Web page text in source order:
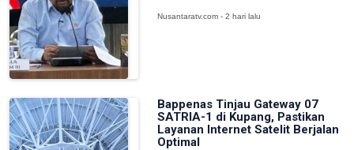
Nusantaratv.com - 2 hari lalu
Bappenas Tinjau Gateway 07
SATRIA-1 di Kupang, Pastikan
Layanan Internet Satelit Berjalan
Optimal